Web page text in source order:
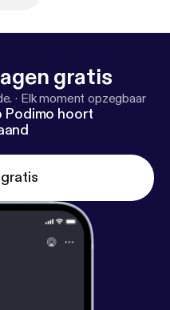
gratis
· Elk moment opzegbaar
Podimo hoort